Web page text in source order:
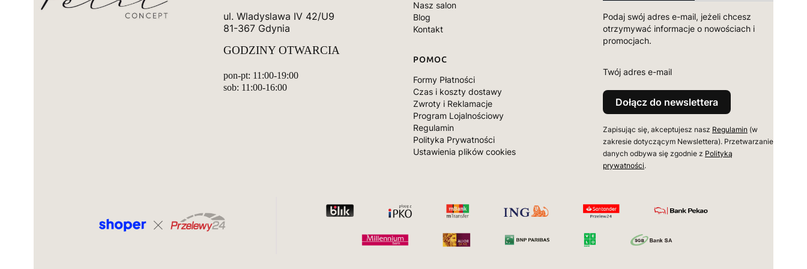
ul. Wladyslawa IV 42/U9
81-367 Gdynia
GODZINY OTWARCIA
pon-pt: 11:00-19:00
sob: 11:00-16:00
Nasz salon
Blog
Kontakt
POMOC
Formy Płatności
Czas i koszty dostawy
Zwroty i Reklamacje
Program Lojalnościowy
Regulamin
Polityka Prywatności
Ustawienia plików cookies
Podaj swój adres e-mail, jeżeli chcesz
otrzymywać informacje o nowościach i
promocjach.
Twój adres e-mail
Dołącz do newslettera
Zapisując się, akceptujesz nasz Regulamin (w
zakresie dotyczącym Newslettera). Przetwarzanie
danych odbywa się zgodnie z Polityką
prywatności.